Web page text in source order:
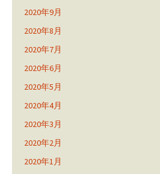
2020年9月
2020年8月
2020年7月
2020年6月
2020年5月
2020年4月
2020年3月
2020年2月
2020年1月